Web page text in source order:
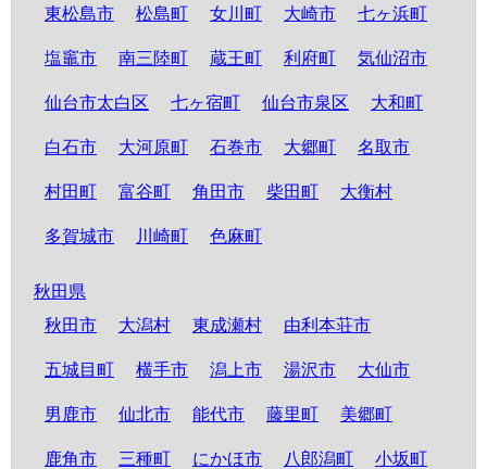
東松島市 松島町 女川町 大崎市 七ヶ浜町
塩竈市 南三陸町 蔵王町 利府町 気仙沼市
仙台市太白区 七ヶ宿町 仙台市泉区 大和町
白石市 大河原町 石巻市 大郷町 名取市
村田町 富谷町 角田市 柴田町 大衡村
多賀城市 川崎町 色麻町
秋田県
秋田市
大潟村 東成瀬村 由利本荘市
五城目町 横手市 潟上市 湯沢市 大仙市
男鹿市 仙北市 能代市 藤里町 美郷町
鹿角市 三種町 にかほ市 八郎潟町 小坂町